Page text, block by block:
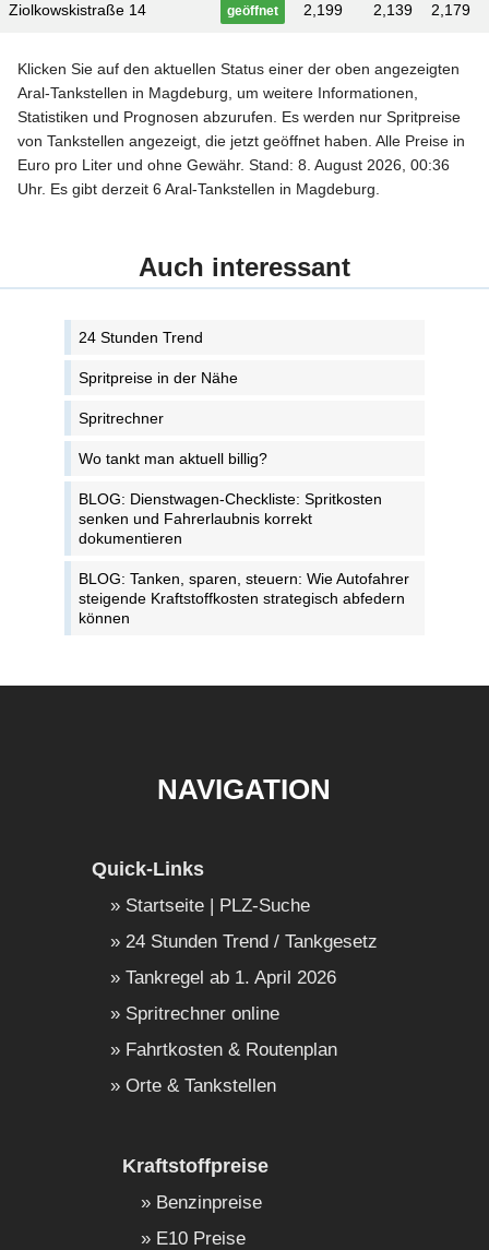
Ziolkowskistraße 14 geöffnet 2,199 2,139 2,179
Klicken Sie auf den aktuellen Status einer der oben angezeigten
Aral-Tankstellen in Magdeburg, um weitere Informationen,
Statistiken und Prognosen abzurufen. Es werden nur Spritpreise
von Tankstellen angezeigt, die jetzt geöffnet haben. Alle Preise in
Euro pro Liter und ohne Gewähr. Stand: 8. August 2026, 00:36
Uhr. Es gibt derzeit 6 Aral-Tankstellen in Magdeburg.
Auch interessant
24 Stunden Trend
Spritpreise in der Nähe
Spritrechner
Wo tankt man aktuell billig?
BLOG: Dienstwagen-Checkliste: Spritkosten
senken und Fahrerlaubnis korrekt
dokumentieren
BLOG: Tanken, sparen, steuern: Wie Autofahrer
steigende Kraftstoffkosten strategisch abfedern
können
NAVIGATION
Quick-Links
Startseite | PLZ-Suche
24 Stunden Trend / Tankgesetz
Tankregel ab 1. April 2026
Spritrechner online
Fahrtkosten & Routenplan
Orte & Tankstellen
Kraftstoffpreise
Benzinpreise
E10 Preise